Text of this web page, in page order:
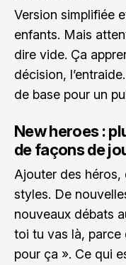
Version simplifiée
enfants. Mais
dire vide. Ça
décision,
de base pour un
New heroes :
de façons de
Ajouter des héros,
styles. De
nouveaux débats
toi tu vas là,
pour ça ». Ce qui